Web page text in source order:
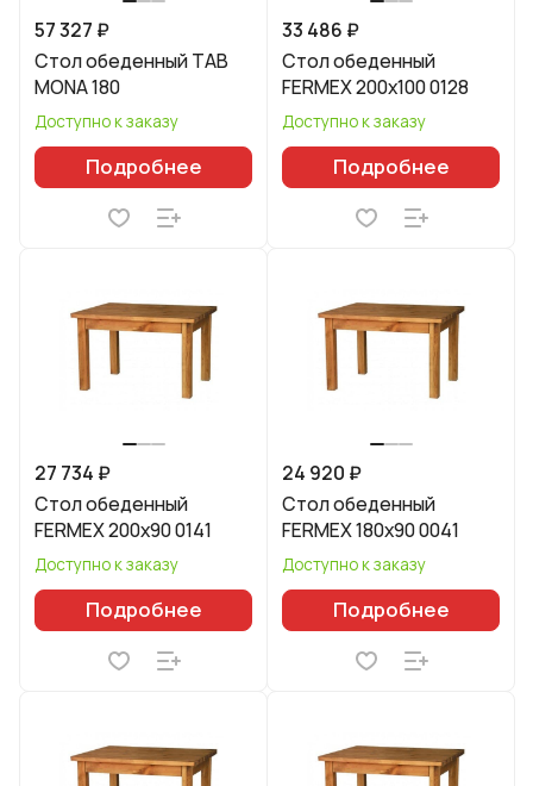
57 327 ₽
Стол обеденный TAB
MONA 180
Доступно к заказу
Подробнее
33 486 ₽
Стол обеденный
FERMEX 200x100 0128
Доступно к заказу
Подробнее
27 734 ₽
Стол обеденный
FERMEX 200x90 0141
Доступно к заказу
Подробнее
24 920 ₽
Стол обеденный
FERMEX 180x90 0041
Доступно к заказу
Подробнее